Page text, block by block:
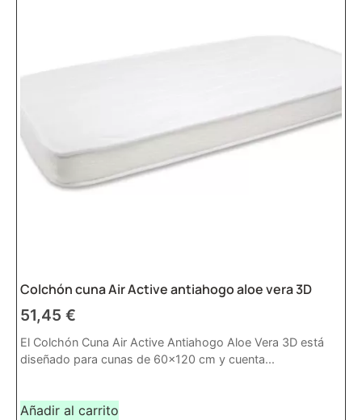
Colchón cuna Air Active antiahogo aloe vera 3D
51,45 €
El Colchón Cuna Air Active Antiahogo Aloe Vera 3D está
diseñado para cunas de 60x120 cm y cuenta...
Añadir al carrito